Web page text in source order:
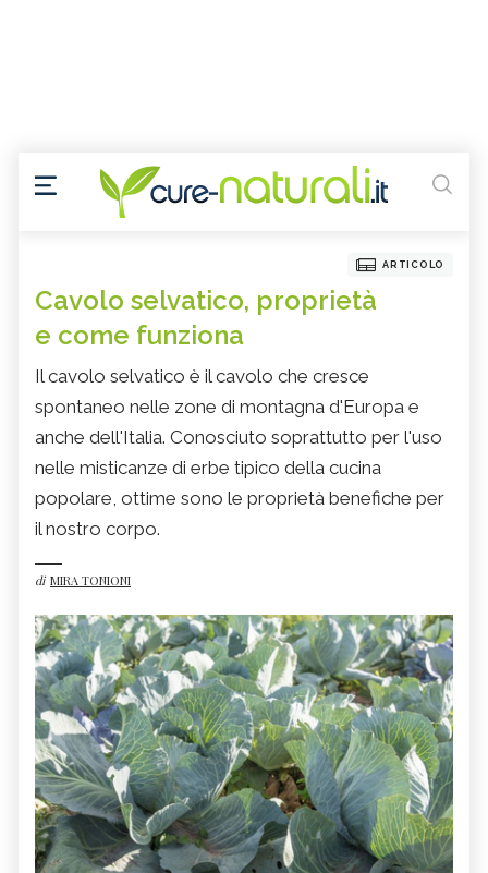
ARTICOLO
Cavolo selvatico, proprietà
e come funziona
Il cavolo selvatico è il cavolo che cresce
spontaneo nelle zone di montagna d'Europa e
anche dell'Italia. Conosciuto soprattutto per l'uso
nelle misticanze di erbe tipico della cucina
popolare, ottime sono le proprietà benefiche per
il nostro corpo.
di MIRA TONIONI